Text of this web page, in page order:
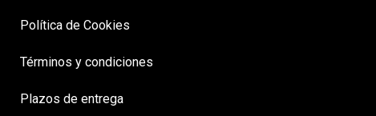
Política de Cookies
Términos y condiciones
Plazos de entrega